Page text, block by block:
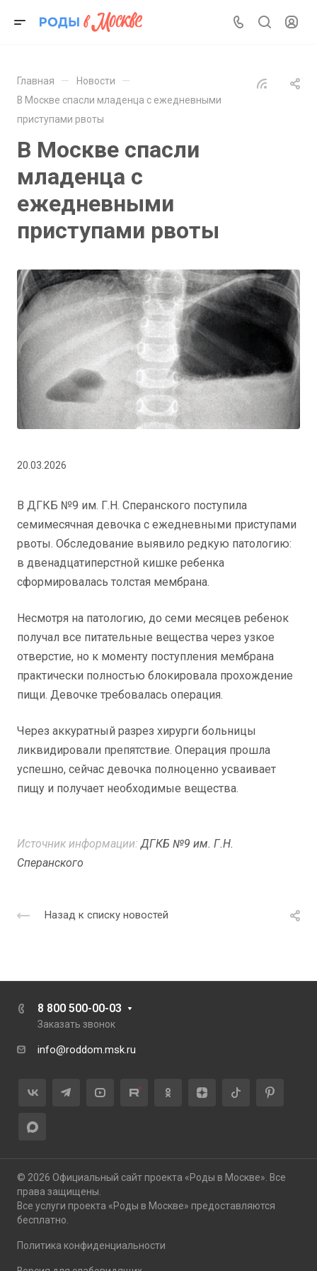
Главная — Новости —
В Москве спасли младенца с ежедневными
приступами рвоты
В Москве спасли
младенца с
ежедневными
приступами рвоты
20.03.2026
В ДГКБ №9 им. Г.Н. Сперанского поступила
семимесячная девочка с ежедневными приступами
рвоты. Обследование выявило редкую патологию:
в двенадцатиперстной кишке ребенка
сформировалась толстая мембрана.
Несмотря на патологию, до семи месяцев ребенок
получал все питательные вещества через узкое
отверстие, но к моменту поступления мембрана
практически полностью блокировала прохождение
пищи. Девочке требовалась операция.
Через аккуратный разрез хирурги больницы
ликвидировали препятствие. Операция прошла
успешно, сейчас девочка полноценно усваивает
пищу и получает необходимые вещества.
Источник информации: ДГКБ №9 им. Г.Н.
Сперанского
Назад к списку новостей
8 800 500-00-03
Заказать звонок
info@roddom.msk.ru
© 2026 Официальный сайт проекта «Роды в Москве». Все
права защищены.
Все услуги проекта «Роды в Москве» предоставляются
бесплатно.
Политика конфиденциальности